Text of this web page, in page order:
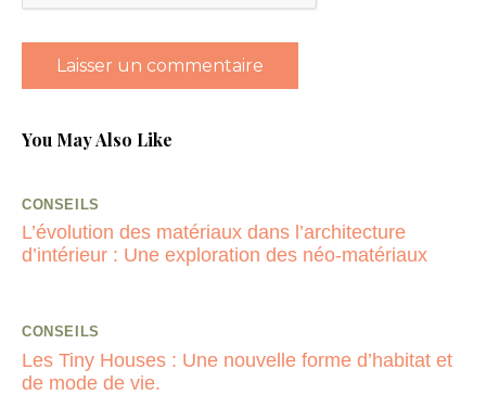
You May Also Like
CONSEILS
L’évolution des matériaux dans l’architecture
d’intérieur : Une exploration des néo-matériaux
CONSEILS
Les Tiny Houses : Une nouvelle forme d’habitat et
de mode de vie.